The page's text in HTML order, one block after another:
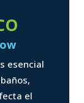
esencial
el